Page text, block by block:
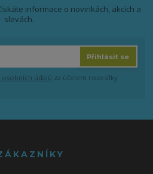
informace o novinkách, akcích a
slevách.
Přihlásit se
údajů za účelem rozesílky